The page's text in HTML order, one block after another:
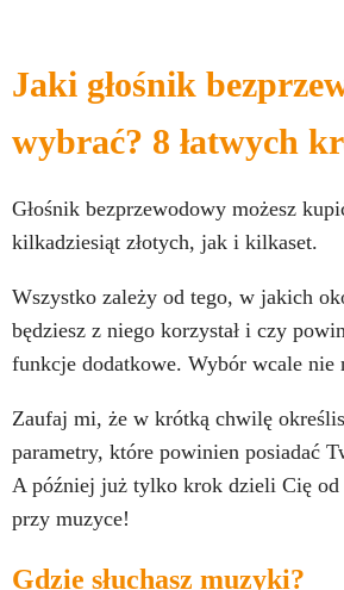
Jaki głośnik
wybrać? 8 łatwych
Głośnik bezprzewodowy możesz
kilkadziesiąt złotych, jak i kilkaset.
Wszystko zależy od tego, w jakich
będziesz z niego korzystał i czy
funkcje dodatkowe. Wybór wcale nie
Zaufaj mi, że w krótką chwilę
parametry, które powinien posiadać
A później już tylko krok dzieli Cię od
przy muzyce!
Gdzie słuchasz muzyki?